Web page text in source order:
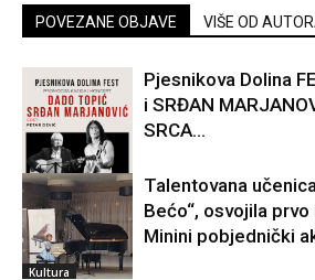
POVEZANE OBJAVE VIŠE OD
Kultura
Pjesnikova Dolina
i SRĐAN
SRCA...
Kultura
Talentovana
Bećo“, osvojila
Minini pobjednički